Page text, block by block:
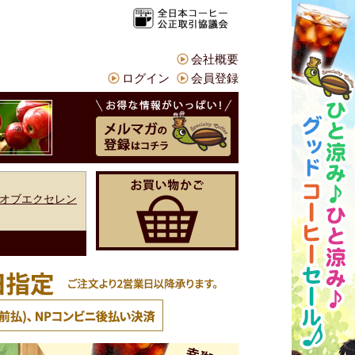
会社概要
ログイン
会員登録
ブエクセレン